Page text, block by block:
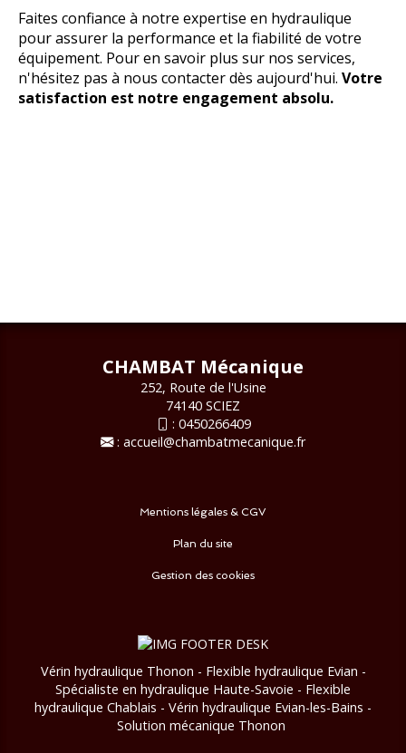
Faites confiance à notre expertise en hydraulique
pour assurer la performance et la fiabilité de votre
équipement. Pour en savoir plus sur nos services,
n'hésitez pas à nous contacter dès aujourd'hui. Votre
satisfaction est notre engagement absolu.
CHAMBAT Mécanique
252, Route de l'Usine
74140 SCIEZ
: 0450266409
: accueil@chambatmecanique.fr
Mentions légales & CGV
Plan du site
Gestion des cookies
Vérin hydraulique Thonon - Flexible hydraulique Evian -
Spécialiste en hydraulique Haute-Savoie - Flexible
hydraulique Chablais - Vérin hydraulique Evian-les-Bains -
Solution mécanique Thonon